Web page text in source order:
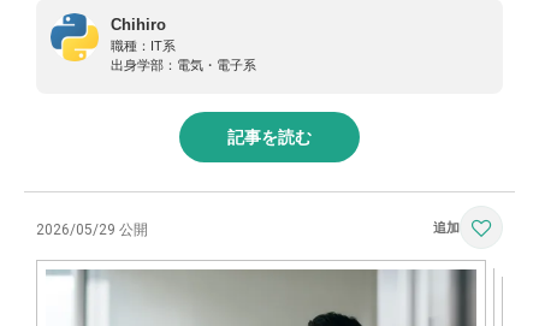
Chihiro
職種：
IT系
出身学部： 電気・電子系
記事を読む
2026/05/29 公開